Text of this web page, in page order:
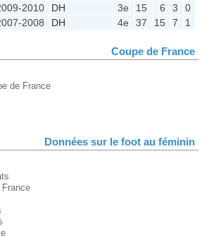
2010 DH 3e 15 6 3 0
2008 DH 4e 37 15 7 1
Coupe de France
de France
Données sur le foot au féminin